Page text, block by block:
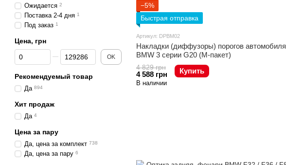
−5%
Быстрая отправка
Артикул: DPBM02
Накладки (диффузоры) порогов автомобиля
BMW 3 серии G20 (М-пакет)
4 829 грн
4 588 грн Купить
В наличии
Ожидается 2
Поставка 2-4 дня 1
Под заказ 1
Цена, грн
От Цена, грн
До Цена, грн OK
Рекомендуемый товар
Да 894
Хит продаж
Да 4
Цена за пару
Да, цена за комплект 738
Да, цена за пару 6